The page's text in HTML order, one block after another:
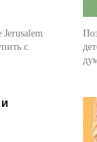
с